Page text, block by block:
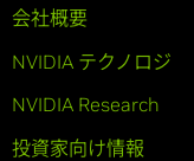
会社概要
NVIDIA テクノロジ
NVIDIA Research
投資家向け情報